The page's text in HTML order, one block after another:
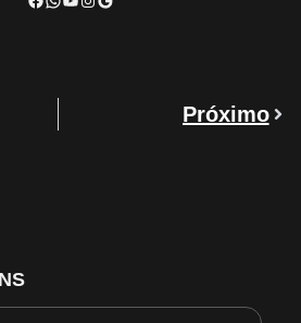
Próximo